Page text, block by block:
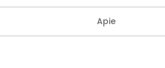
Apie
pasirinkimo, jei
įsigytų akinių,
laimingos akys!
atliksime